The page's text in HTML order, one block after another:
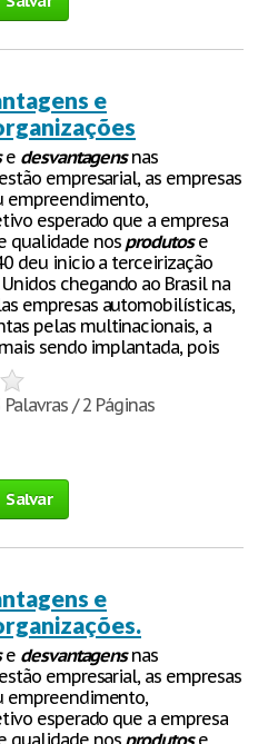
e
e desvantagensnas
empresarial, as empresas
empreendimento,
esperado que a empresa
qualidade nos produtose
deu inicio a terceirização
chegando ao Brasil na
empresas automobilísticas,
pelas multinacionais, a
sendo implantada, pois
/ 2 Páginas
Salvar
e
e desvantagensnas
empresarial, as empresas
empreendimento,
esperado que a empresa
qualidade nos produtose